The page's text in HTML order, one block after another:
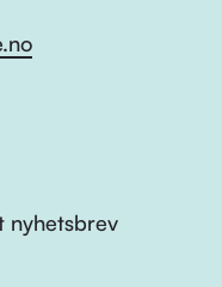
nyhetsbrev